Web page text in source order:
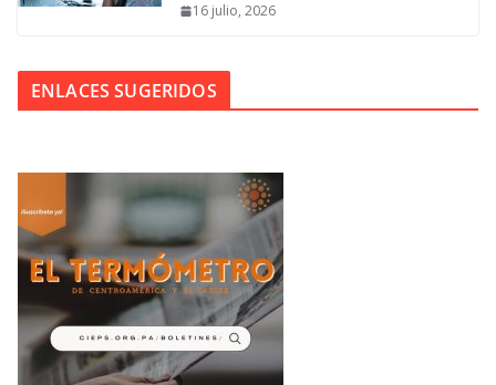
16 julio, 2026
ENLACES SUGERIDOS